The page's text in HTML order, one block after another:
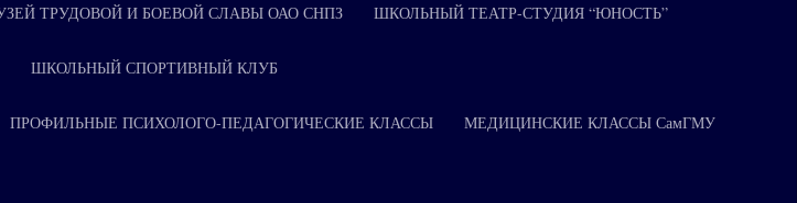
ТРУДОВОЙ И БОЕВОЙ СЛАВЫ ОАО СНПЗ ШКОЛЬНЫЙ ТЕАТР-СТУДИЯ “ЮНОСТЬ”
ШКОЛЬНЫЙ СПОРТИВНЫЙ КЛУБ
ПРОФИЛЬНЫЕ ПСИХОЛОГО-ПЕДАГОГИЧЕСКИЕ КЛАССЫ МЕДИЦИНСКИЕ КЛАССЫ СамГМУ